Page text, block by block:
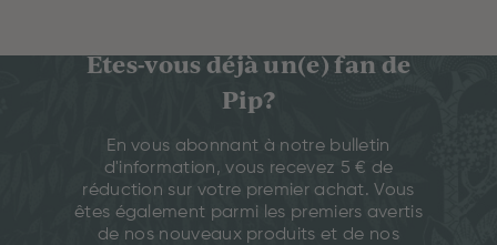
Êtes-vous déjà un(e) fan de
Pip?
En vous abonnant à notre bulletin
d'information, vous recevez 5 € de
réduction sur votre premier achat. Vous
êtes également parmi les premiers avertis
de nos nouveaux produits et de nos